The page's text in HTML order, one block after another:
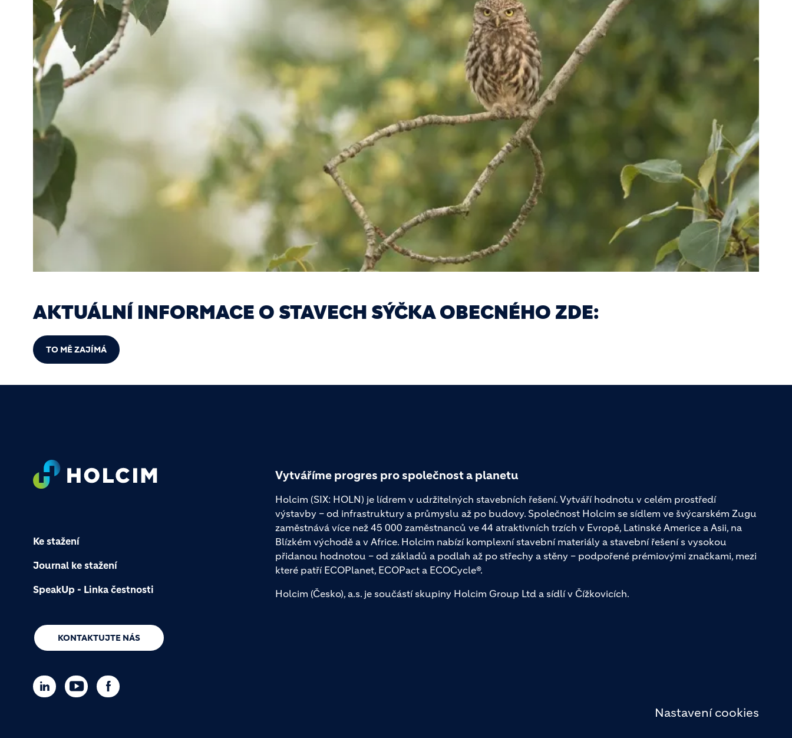
AKTUÁLNÍ INFORMACE O STAVECH SÝČKA OBECNÉHO ZDE:
TO MĚ ZAJÍMÁ
Ke stažení
Journal ke stažení
SpeakUp - Linka čestnosti
KONTAKTUJTE NÁS
Vytváříme progres pro společnost a planetu
Holcim (SIX: HOLN) je lídrem v udržitelných stavebních řešení. Vytváří hodnotu v celém prostředí
výstavby – od infrastruktury a průmyslu až po budovy. Společnost Holcim se sídlem ve švýcarském Zugu
zaměstnává více než 45 000 zaměstnanců ve 44 atraktivních trzích v Evropě, Latinské Americe a Asii, na
Blízkém východě a v Africe. Holcim nabízí komplexní stavební materiály a stavební řešení s vysokou
přidanou hodnotou – od základů a podlah až po střechy a stěny – podpořené prémiovými značkami, mezi
které patří ECOPlanet, ECOPact a ECOCycle®.
Holcim (Česko), a.s. je součástí skupiny Holcim Group Ltd a sídlí v Čížkovicích.
Nastavení cookies